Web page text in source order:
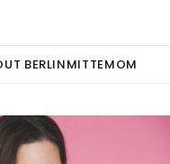
BERLINMITTEMOM